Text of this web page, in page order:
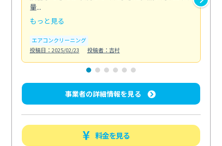
量...
もっと見る
エアコンクリーニング
投稿日：2025/02/23
投稿者：吉村
事業者の詳細情報を見る
料金を見る